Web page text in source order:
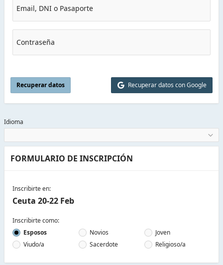
Email, DNI o Pasaporte
Contraseña
Recuperar datos Recuperar datos con Google
Idioma
FORMULARIO DE INSCRIPCIÓN
Inscribirte en:
Ceuta 20-22 Feb
Inscribirte como:
Esposos
Novios
Joven
Viudo/a
Sacerdote Religioso/a